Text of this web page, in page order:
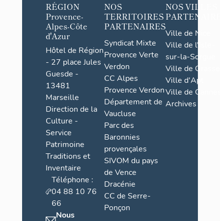
RÉGION
Provence-
Alpes-Côte
d'Azur
Hôtel de Région
- 27 place Jules
Guesde -
13481
Marseille
Direction de la
Culture -
Service
Patrimoine
Traditions et
Inventaire
Téléphone :
04 88 10 76
66
Nous
NOS
TERRITOIRES
PARTENAIRES
Syndicat Mixte
Provence Verte
Verdon
CC Alpes
Provence Verdon
Département de
Vaucluse
Parc des
Baronnies
provençales
SIVOM du pays
de Vence
Dracénie
CC de Serre-
Ponçon
NOS VILLES
Ville de Nice
Ville de l'Isle-
sur-la-Sorgue
Ville de Grasse
Ville d'Apt
Ville de
Archives